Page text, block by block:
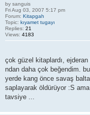
by sanguis
Fri Aug 03, 2007 5:17 pm
Forum: Kitapgah
Topic: kıyamet tugayı
Replies: 21
Views: 4183
çok güzel kitaplardı, ejderan
ndan daha çok beğendim.
yerde kang önce savaş
saplayarak öldürüyor :S
tavsiye ...